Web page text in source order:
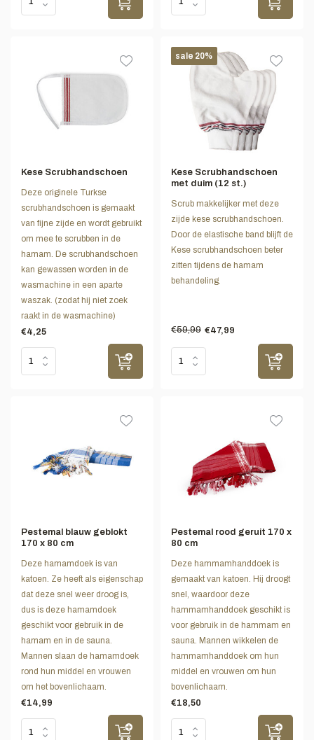
Kese Scrubhandschoen
Deze originele Turkse
scrubhandschoen is gemaakt
van fijne zijde en wordt gebruikt
om mee te scrubben in de
hamam. De scrubhandschoen
kan gewassen worden in de
wasmachine in een aparte
waszak. (zodat hij niet zoek
raakt in de wasmachine)
€4,25
sale 20%
Kese Scrubhandschoen
met duim (12 st.)
Scrub makkelijker met deze
zijde kese scrubhandschoen.
Door de elastische band blijft de
Kese scrubhandschoen beter
zitten tijdens de hamam
behandeling.
€59,99 €47,99
Pestemal blauw geblokt
170 x 80 cm
Deze hamamdoek is van
katoen. Ze heeft als eigenschap
dat deze snel weer droog is,
dus is deze hamamdoek
geschikt voor gebruik in de
hamam en in de sauna.
Mannen slaan de hamamdoek
rond hun middel en vrouwen
om het bovenlichaam.
€14,99
Pestemal rood geruit 170 x
80 cm
Deze hammamhanddoek is
gemaakt van katoen. Hij droogt
snel, waardoor deze
hammamhanddoek geschikt is
voor gebruik in de hammam en
sauna. Mannen wikkelen de
hammamhanddoek om hun
middel en vrouwen om hun
bovenlichaam.
€18,50